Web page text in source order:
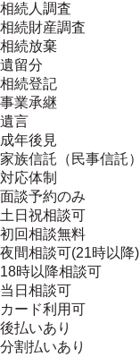
相続人調査
相続財産調査
相続放棄
遺留分
相続登記
事業承継
遺言
成年後見
家族信託（民事信託）
対応体制
面談予約のみ
土日祝相談可
初回相談無料
夜間相談可(21時以降)
18時以降相談可
当日相談可
カード利用可
後払いあり
分割払いあり